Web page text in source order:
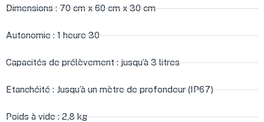
Dimensions : 70 cm x 60 cm x 30 cm
Autonomie : 1 heure 30
Capacités de prélèvement : jusqu’à 3 litres
Etanchéité : Jusqu’à un mètre de profondeur (IP67)
Poids à vide : 2,8 kg